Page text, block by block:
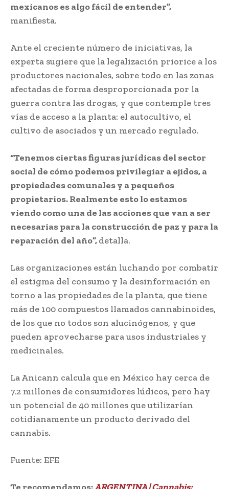
mexicanos es algo fácil de entender”,
manifiesta.
Ante el creciente número de iniciativas, la
experta sugiere que la legalización priorice a los
productores nacionales, sobre todo en las zonas
afectadas de forma desproporcionada por la
guerra contra las drogas, y que contemple tres
vías de acceso a la planta: el autocultivo, el
cultivo de asociados y un mercado regulado.
“Tenemos ciertas figuras jurídicas del sector
social de cómo podemos privilegiar a ejidos, a
propiedades comunales y a pequeños
propietarios. Realmente esto lo estamos
viendo como una de las acciones que van a ser
necesarias para la construcción de paz y para la
reparación del año”,detalla.
Las organizaciones están luchando por combatir
el estigma del consumo y la desinformación en
torno a las propiedades de la planta, que tiene
más de 100 compuestos llamados cannabinoides,
de los que no todos son alucinógenos, y que
pueden aprovecharse para usos industriales y
medicinales.
La Anicann calcula que en México hay cerca de
7.2 millones de consumidores lúdicos, pero hay
un potencial de 40 millones que utilizarían
cotidianamente un producto derivado del
cannabis.
Fuente: EFE
Te recomendamos: ARGENTINA | Cannabis: